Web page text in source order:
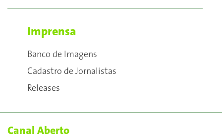
Imprensa
Banco de Imagens
Cadastro de Jornalistas
Releases
Canal Aberto